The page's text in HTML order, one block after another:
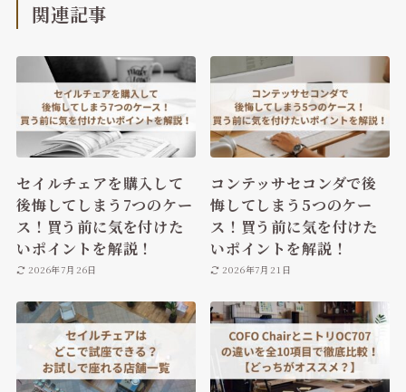
関連記事
セイルチェアを購入して
後悔してしまう7つのケー
ス！買う前に気を付けた
いポイントを解説！
2026年7月26日
コンテッサセコンダで後
悔してしまう5つのケー
ス！買う前に気を付けた
いポイントを解説！
2026年7月21日